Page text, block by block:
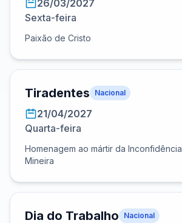
26/03/2027
Sexta-feira
Paixão de Cristo
Tiradentes Nacional
21/04/2027
Quarta-feira
Homenagem ao mártir da Inconfidência
Mineira
Dia do Trabalho Nacional